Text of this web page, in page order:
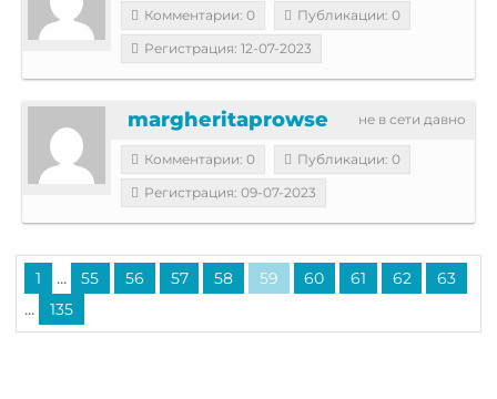
Комментарии: 0
Публикации: 0
Регистрация: 12-07-2023
не в сети давно
margheritaprowse
Комментарии: 0
Публикации: 0
Регистрация: 09-07-2023
1 ... 55 56 57 58 59 60 61 62 63
... 135